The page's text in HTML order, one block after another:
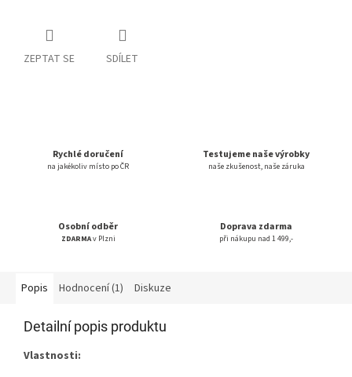
ZEPTAT SE SDÍLET
Rychlé doručení
na jakékoliv místo po ČR
Testujeme naše výrobky
naše zkušenost, naše záruka
Osobní odběr
ZDARMAv Plzni
Doprava zdarma
při nákupu nad 1 499,-
Popis Hodnocení (1) Diskuze
Detailní popis produktu
Vlastnosti: